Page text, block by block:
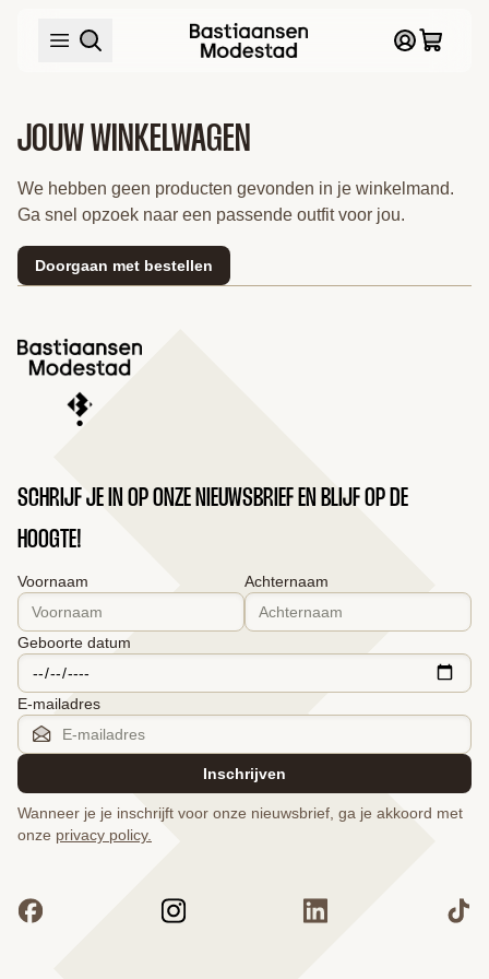
JOUW WINKELWAGEN
We hebben geen producten gevonden in je winkelmand.
Ga snel opzoek naar een passende outfit voor jou.
Doorgaan met bestellen
SCHRIJF JE IN OP ONZE NIEUWSBRIEF EN BLIJF OP DE
HOOGTE!
Voornaam Achternaam
Geboorte datum
E-mailadres
Inschrijven
Wanneer je je inschrijft voor onze nieuwsbrief, ga je akkoord met
onze privacy policy.